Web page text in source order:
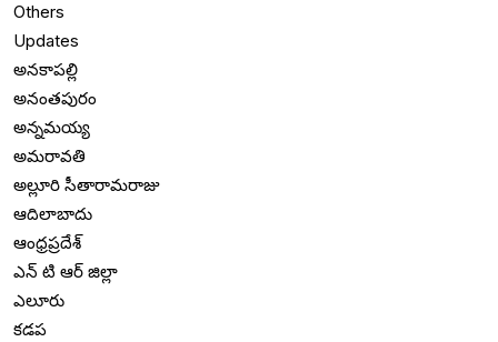
Others
Updates
అనకాపల్లి
అనంతపురం
అన్నమయ్య
అమరావతి
అల్లూరి సీతారామరాజు
ఆదిలాబాదు
ఆంధ్రప్రదేశ్
ఎన్ టి ఆర్ జిల్లా
ఎలూరు
కడప